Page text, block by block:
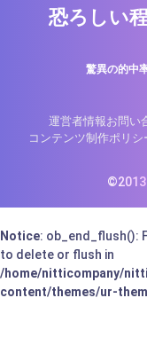
恐ろしい
驚異の的中
運営者情報お問い
コンテンツ制作ポリシ
Notice: ob_end_flush():
to delete or flush in
/home/nitticompany/
content/themes/ur-